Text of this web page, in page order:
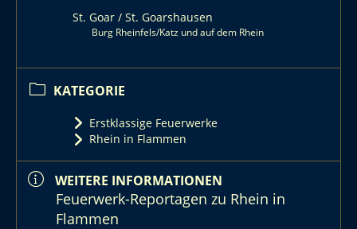
St. Goar / St. Goarshausen
Burg Rheinfels/Katz und auf dem Rhein
KATEGORIE
Erstklassige Feuerwerke
Rhein in Flammen
WEITERE INFORMATIONEN
Feuerwerk-Reportagen zu Rhein in
Flammen